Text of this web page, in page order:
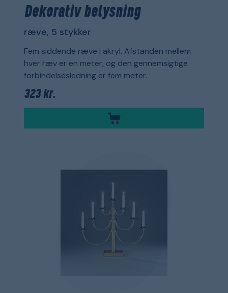
Dekorativ belysning
ræve, 5 stykker
Fem siddende ræve i akryl. Afstanden mellem
hver ræv er en meter, og den gennemsigtige
forbindelsesledning er fem meter.
323 kr.